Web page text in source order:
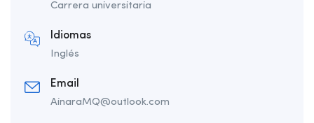
Carrera universitaria
Idiomas
Inglés
Email
AinaraMQ@outlook.com